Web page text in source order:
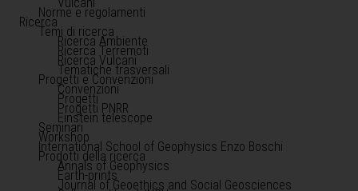
Norme e regolamenti
Ricerca
Temi di ricerca
Ricerca Ambiente
Ricerca Terremoti
Ricerca Vulcani
Tematiche trasversali
Progetti e Convenzioni
Convenzioni
Progetti
Progetti PNRR
Einstein telescope
Seminari
Workshop
International School of Geophysics Enzo Boschi
Prodotti della ricerca
Annals of Geophysics
Earth-prints
Journal of Geoethics and Social Geosciences